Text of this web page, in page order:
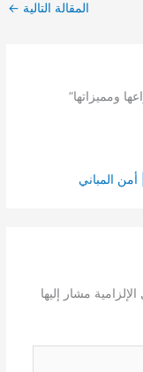
المقالة التالية ←
مشار إليها